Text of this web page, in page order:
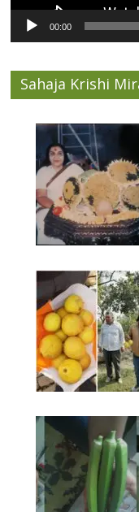
00:00
Sahaja Krishi